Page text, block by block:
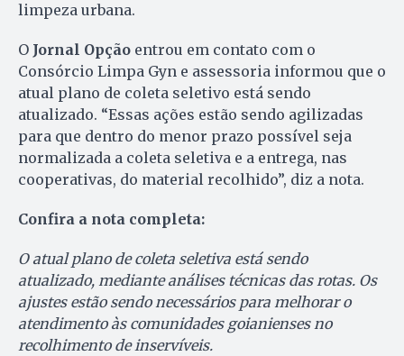
limpeza urbana.
O Jornal Opção entrou em contato com o
Consórcio Limpa Gyn e assessoria informou que o
atual plano de coleta seletivo está sendo
atualizado. “Essas ações estão sendo agilizadas
para que dentro do menor prazo possível seja
normalizada a coleta seletiva e a entrega, nas
cooperativas, do material recolhido”, diz a nota.
Confira a nota completa:
O atual plano de coleta seletiva está sendo
atualizado, mediante análises técnicas das rotas. Os
ajustes estão sendo necessários para melhorar o
atendimento às comunidades goianienses no
recolhimento de inservíveis.